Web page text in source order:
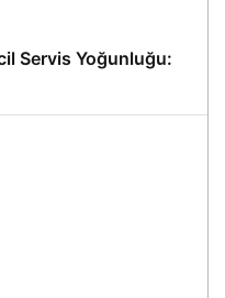
Servis Yoğunluğu: